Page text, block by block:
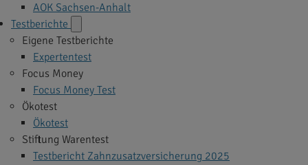
AOK Sachsen-Anhalt
Testberichte
Eigene Testberichte
Expertentest
Focus Money
Focus Money Test
Ökotest
Ökotest
Stiftung Warentest
Testbericht Zahnzusatzversicherung 2025